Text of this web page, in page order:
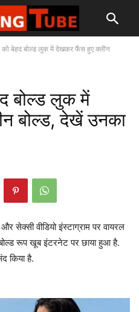
को बेहद बोल्ड लुक में देखकर फैंस हुए क्लीन
बोल्ड लुक में
बोल्ड, देखें उनका
सेक्सी वीडियो इंस्टाग्राम पर वायरल
बोल्ड रूप खूब इंटरनेट पर छाया हुआ है.
किया है.